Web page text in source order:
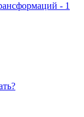
- 1